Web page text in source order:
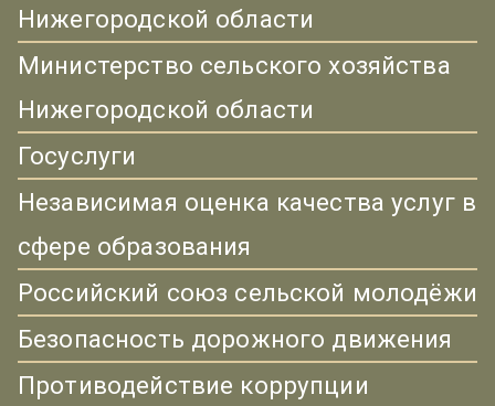
Нижегородской области
Министерство сельского хозяйства
Нижегородской области
Госуслуги
Независимая оценка качества услуг в
сфере образования
Российский союз сельской молодёжи
Безопасность дорожного движения
Противодействие коррупции